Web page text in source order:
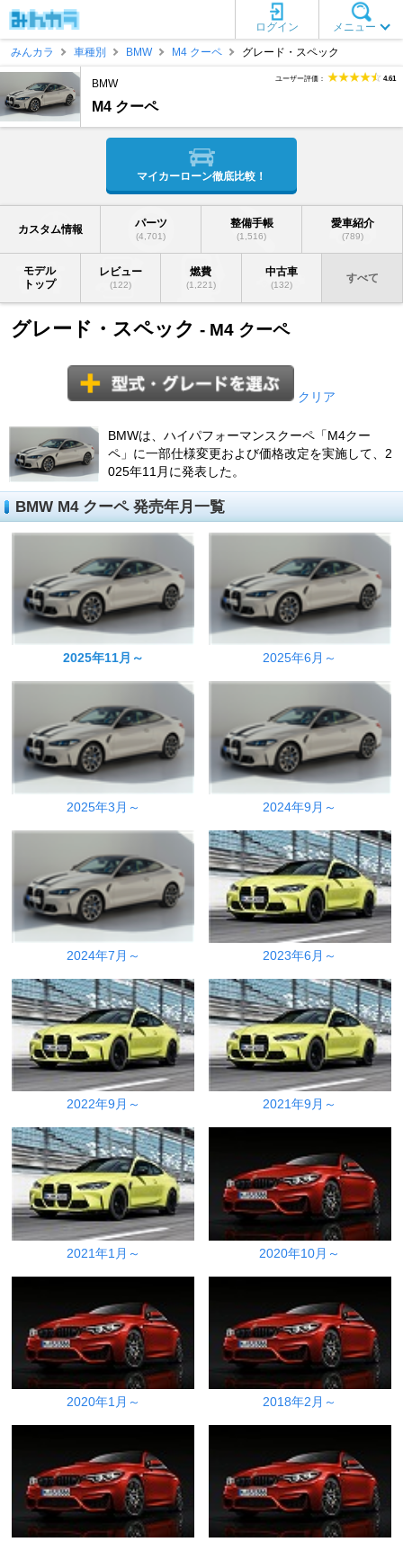
メニュー
ログイン
みんカラ
車種別 BMW M4 クーペ グレード・スペック
BMW
M4 クーペ
ユーザー評価： 4.61
マイカーローン徹底比較！
カスタム情報 パーツ
(4,701)
整備手帳
(1,516)
愛車紹介
(789)
モデル
トップ
レビュー
(122)
燃費
(1,221)
中古車
(132)
すべて
グレード・スペック - M4 クーペ
クリア
BMWは、ハイパフォーマンスクーペ「M4クー
ペ」に一部仕様変更および価格改定を実施して、2
025年11月に発表した。
BMW M4 クーペ 発売年月一覧
2025年11月～ 2025年6月～
2025年3月～ 2024年9月～
2024年7月～ 2023年6月～
2022年9月～ 2021年9月～
2021年1月～ 2020年10月～
2020年1月～ 2018年2月～